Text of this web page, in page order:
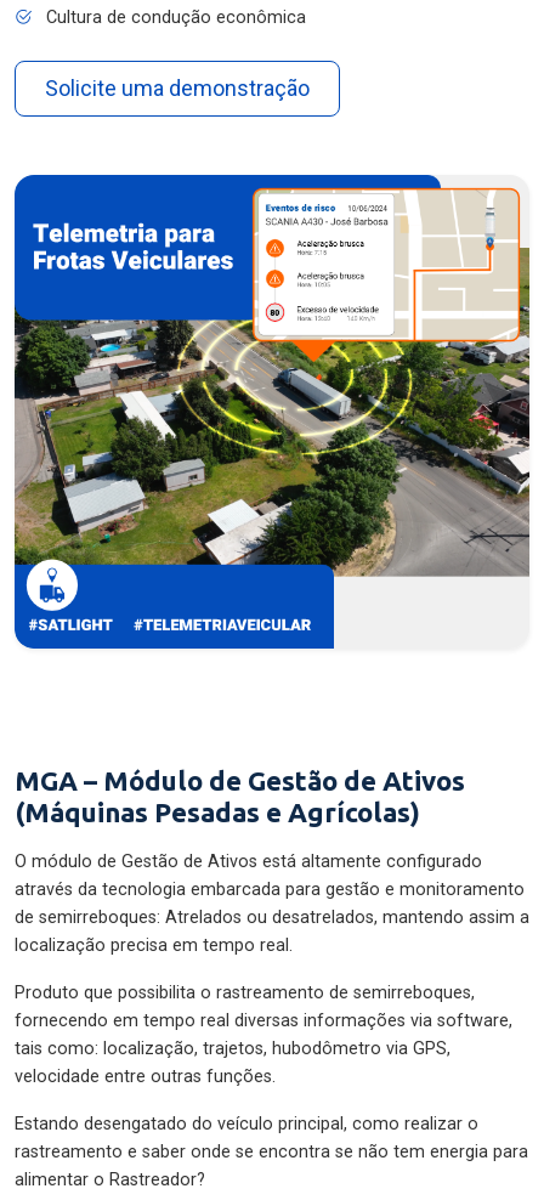
Cultura de condução econômica
Solicite uma demonstração
MGA – Módulo de Gestão de Ativos
(Máquinas Pesadas e Agrícolas)
O módulo de Gestão de Ativos está altamente configurado
através da tecnologia embarcada para gestão e monitoramento
de semirreboques: Atrelados ou desatrelados, mantendo assim a
localização precisa em tempo real.
Produto que possibilita o rastreamento de semirreboques,
fornecendo em tempo real diversas informações via software,
tais como: localização, trajetos, hubodômetro via GPS,
velocidade entre outras funções.
Estando desengatado do veículo principal, como realizar o
rastreamento e saber onde se encontra se não tem energia para
alimentar o Rastreador?